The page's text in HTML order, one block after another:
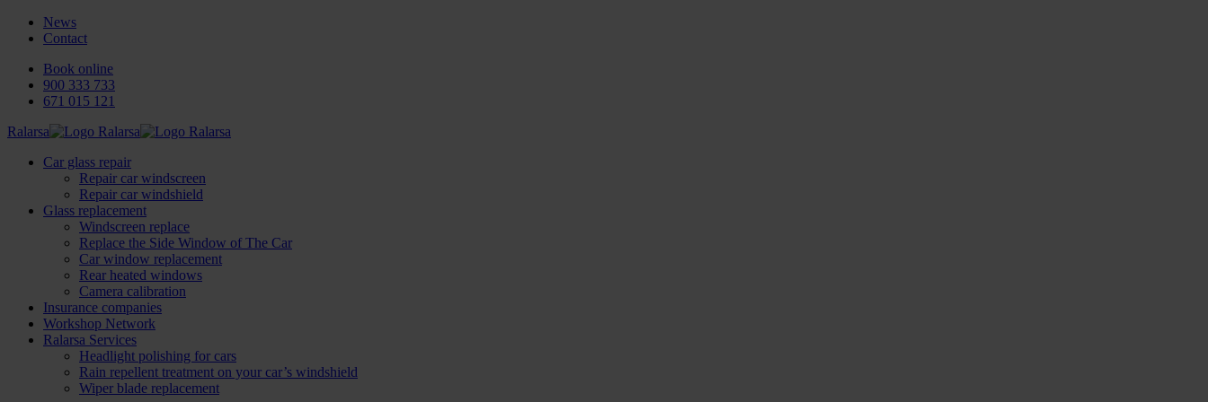
News
Contact
Book online
900 333 733
671 015 121
Ralarsa
Car glass repair
Repair car windscreen
Repair car windshield
Glass replacement
Windscreen replace
Replace the Side Window of The Car
Car window replacement
Rear heated windows
Camera calibration
Insurance companies
Workshop Network
Ralarsa Services
Headlight polishing for cars
Rain repellent treatment on your car’s windshield
Wiper blade replacement